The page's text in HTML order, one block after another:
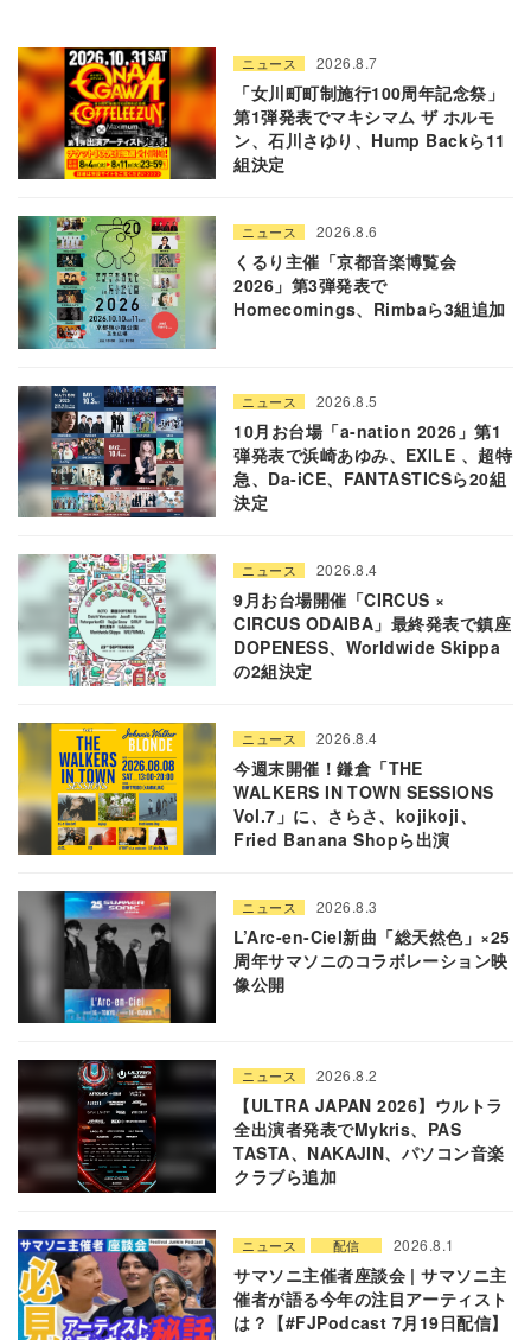
ニュース 2026.8.7
「女川町町制施行100周年記念祭」
第1弾発表でマキシマム ザ ホルモ
ン、石川さゆり、Hump Backら11
組決定
ニュース 2026.8.6
くるり主催「京都音楽博覧会
2026」第3弾発表で
Homecomings、Rimbaら3組追加
ニュース 2026.8.5
10月お台場「a-nation 2026」第1
弾発表で浜崎あゆみ、EXILE 、超特
急、Da-iCE、FANTASTICSら20組
決定
ニュース 2026.8.4
9月お台場開催「CIRCUS ×
CIRCUS ODAIBA」最終発表で鎮座
DOPENESS、Worldwide Skippa
の2組決定
ニュース 2026.8.4
今週末開催！鎌倉「THE
WALKERS IN TOWN SESSIONS
Vol.7」に、さらさ、kojikoji、
Fried Banana Shopら出演
ニュース 2026.8.3
L’Arc-en-Ciel新曲「総天然色」×25
周年サマソニのコラボレーション映
像公開
ニュース 2026.8.2
【ULTRA JAPAN 2026】ウルトラ
全出演者発表でMykris、PAS
TASTA、NAKAJIN、パソコン音楽
クラブら追加
ニュース 配信 2026.8.1
サマソニ主催者座談会 | サマソニ主
催者が語る今年の注目アーティスト
は？【#FJPodcast 7月19日配信】